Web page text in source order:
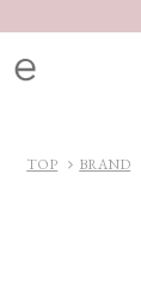
TOP BRAND